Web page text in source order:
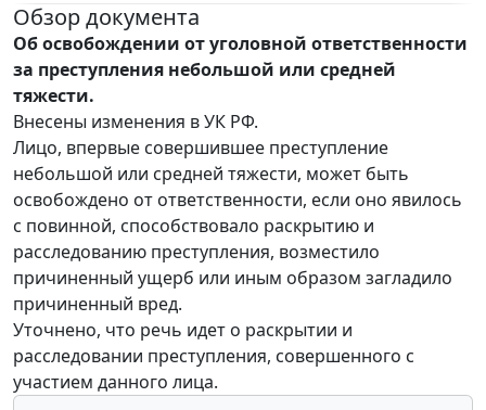
Обзор документа
Об освобождении от уголовной ответственности
за преступления небольшой или средней
тяжести.
Внесены изменения в УК РФ.
Лицо, впервые совершившее преступление
небольшой или средней тяжести, может быть
освобождено от ответственности, если оно явилось
с повинной, способствовало раскрытию и
расследованию преступления, возместило
причиненный ущерб или иным образом загладило
причиненный вред.
Уточнено, что речь идет о раскрытии и
расследовании преступления, совершенного с
участием данного лица.